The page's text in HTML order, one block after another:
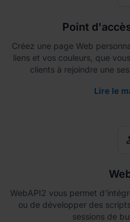
Point
Créez une page Web
liens et vos couleurs, que
clients à rejoindre une
Lire le
WebAPI2 vous permet
ou de développer des
sessions de